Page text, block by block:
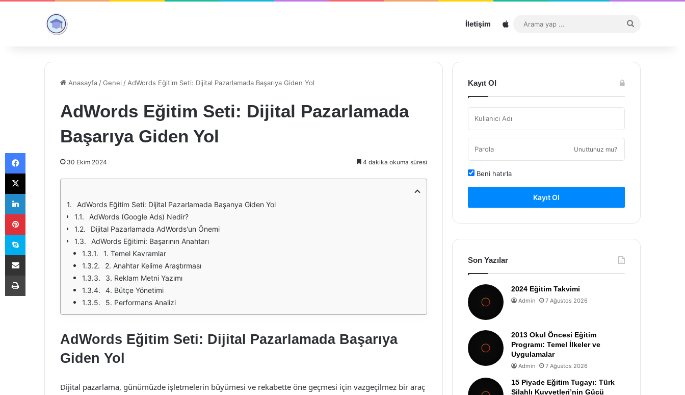
İletişim Sitemap
...
Anasayfa /Genel / AdWords Eğitim Seti: Dijital Pazarlamada Başarıya Giden Yol
AdWords Eğitim Seti: Dijital Pazarlamada
Başarıya Giden Yol
30 Ekim 2024 4 dakika okuma süresi
AdWords Eğitim Seti: Dijital Pazarlamada Başarıya Giden Yol
AdWords (Google Ads) Nedir?
Dijital Pazarlamada AdWords'un Önemi
AdWords Eğitimi: Başarının Anahtarı
1. Temel Kavramlar
2. Anahtar Kelime Araştırması
3. Reklam Metni Yazımı
4. Bütçe Yönetimi
5. Performans Analizi
AdWords Eğitim Seti: Dijital Pazarlamada Başarıya
Giden Yol
Dijital pazarlama, günümüzde işletmelerin büyümesi ve rekabette öne geçmesi için vazgeçilmez bir araç
Kayıt Ol
Unuttunuz mu?
Beni hatırla
Kayıt Ol
Son Yazılar
2024 Eğitim Takvimi
Admin 7 Ağustos 2026
2013 Okul Öncesi Eğitim
Programı: Temel İlkeler ve
Uygulamalar
Admin 7 Ağustos 2026
15 Piyade Eğitim Tugayı: Türk
Silahlı Kuvvetleri’nin Gücü
Facebook
X
LinkedIn
Pinterest
Skype
E-Posta ile paylaş